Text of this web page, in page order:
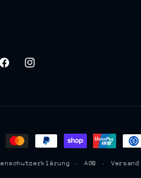
FacebookInstagram
AGB Versand